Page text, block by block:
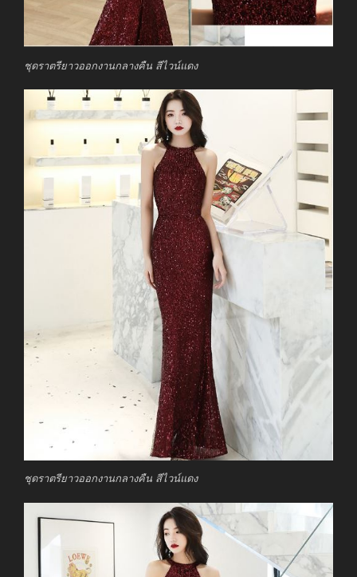
ชุดราตรียาวออกงานกลางคืน สีไวน์แดง
ชุดราตรียาวออกงานกลางคืน สีไวน์แดง